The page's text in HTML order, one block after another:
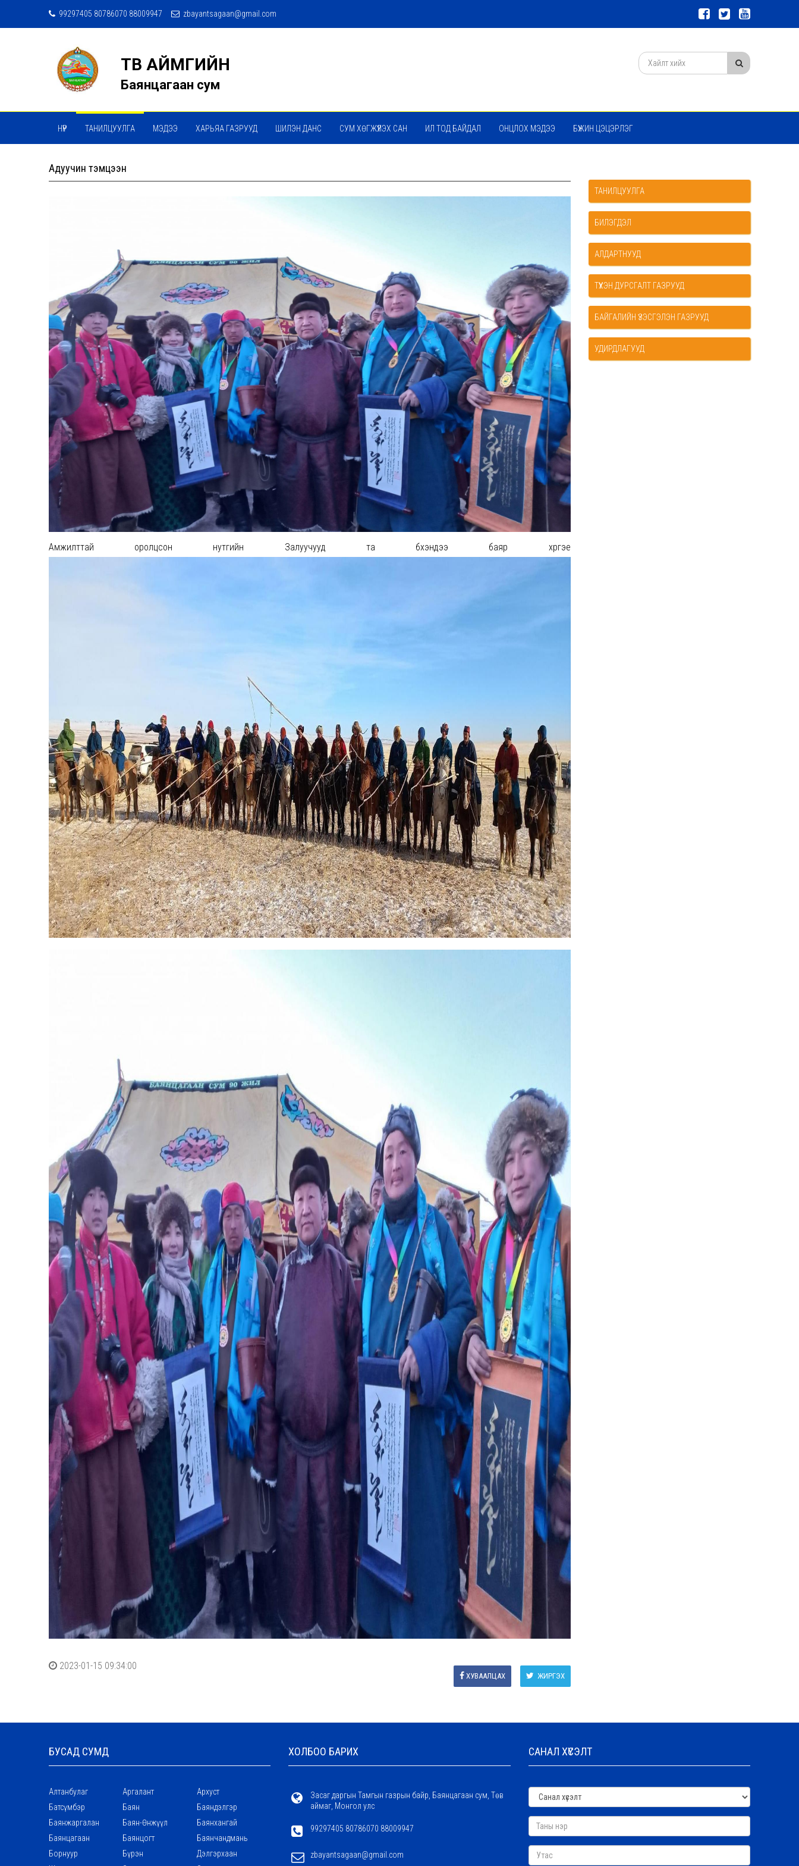
99297405 80786070 88009947 zbayantsagaan@gmail.com
ТӨВ АЙМГИЙН
Баянцагаан сум
НҮҮР ТАНИЛЦУУЛГА МЭДЭЭ ХАРЬЯА ГАЗРУУД ШИЛЭН ДАНС СУМ ХӨГЖҮҮЛЭХ САН ИЛ ТОД БАЙДАЛ ОНЦЛОХ МЭДЭЭ БҮЖИН ЦЭЦЭРЛЭГ
Адуучин тэмцээн
Амжилттай оролцсон нутгийн Залуучууд та бүхэндээ баяр хүргэе
2023-01-15 09:34:00
ЖИРГЭХ
ХУВААЛЦАХ
ТАНИЛЦУУЛГА
БИЛЭГДЭЛ
АЛДАРТНУУД
ТҮҮХЭН ДУРСГАЛТ ГАЗРУУД
БАЙГАЛИЙН ҮЗЭСГЭЛЭН ГАЗРУУД
УДИРДЛАГУУД
БУСАД СУМД
Алтанбулаг Аргалант
Архуст
Батсүмбэр
Баян
Баяндэлгэр
Баянжаргалан
Баян-Өнжүүл
Баянхангай
Баянцагаан
Баянцогт
Баянчандмань
Борнуур
Бүрэн
Дэлгэрхаан
ХОЛБОО БАРИХ
Засаг даргын Тамгын газрын байр, Баянцагаан сум, Төв
аймаг, Монгол улс
99297405 80786070 88009947
zbayantsagaan@gmail.com
САНАЛ ХҮСЭЛТ